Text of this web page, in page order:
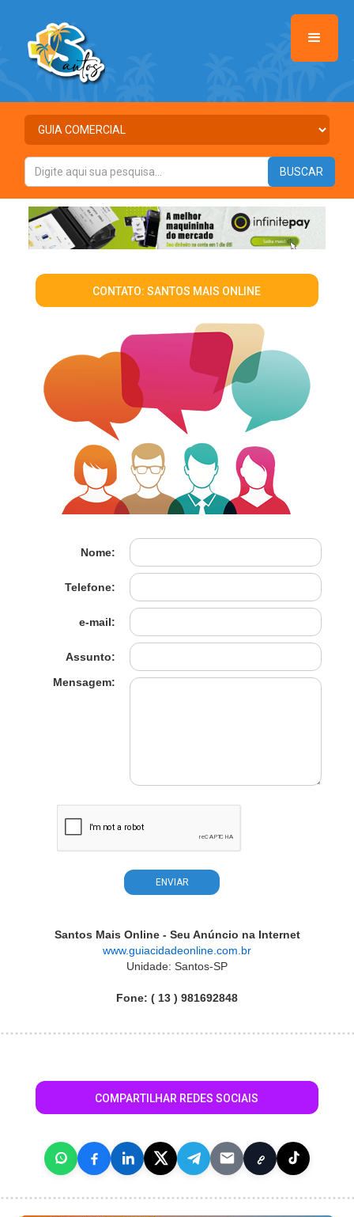
CONTATO: SANTOS MAIS ONLINE
Nome:
Telefone:
e-mail:
Assunto:
Mensagem:
Santos Mais Online - Seu Anúncio na Internet
www.guiacidadeonline.com.br
Unidade: Santos-SP
Fone: ( 13 ) 981692848
COMPARTILHAR REDES SOCIAIS